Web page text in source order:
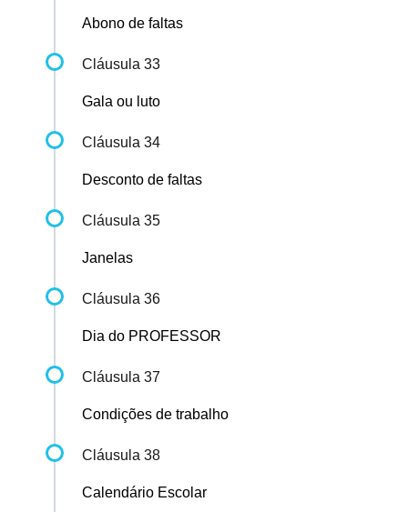
Abono de faltas
Cláusula 33
Gala ou luto
Cláusula 34
Desconto de faltas
Cláusula 35
Janelas
Cláusula 36
Dia do PROFESSOR
Cláusula 37
Condições de trabalho
Cláusula 38
Calendário Escolar